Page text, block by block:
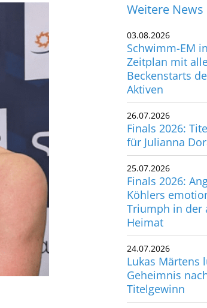
Weitere News
03.08.2026
Schwimm-EM
Zeitplan mit
Beckenstarts
Aktiven
26.07.2026
Finals 2026:
für Julianna
25.07.2026
Finals 2026:
Köhlers
Triumph in der
Heimat
24.07.2026
Lukas Märtens
Geheimnis
Titelgewinn
Deutscher Schwimm-
D-34132 Kassel
Fax: +49 561 94083-15
info@dsv.de